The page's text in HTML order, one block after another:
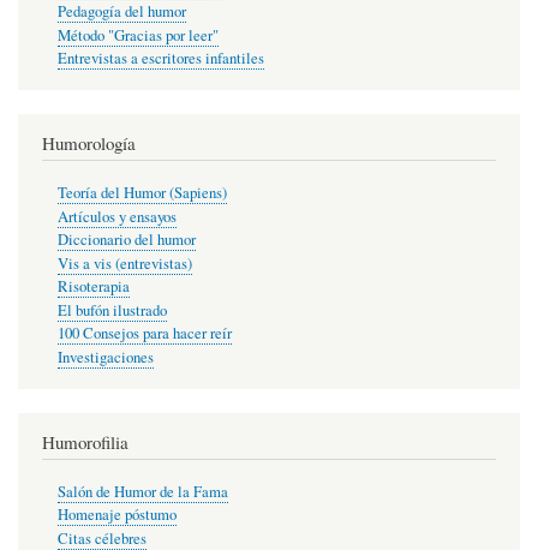
Pedagogía del humor
Método "Gracias por leer"
Entrevistas a escritores infantiles
Humorología
Teoría del Humor (Sapiens)
Artículos y ensayos
Diccionario del humor
Vis a vis (entrevistas)
Risoterapia
El bufón ilustrado
100 Consejos para hacer reír
Investigaciones
Humorofilia
Salón de Humor de la Fama
Homenaje póstumo
Citas célebres